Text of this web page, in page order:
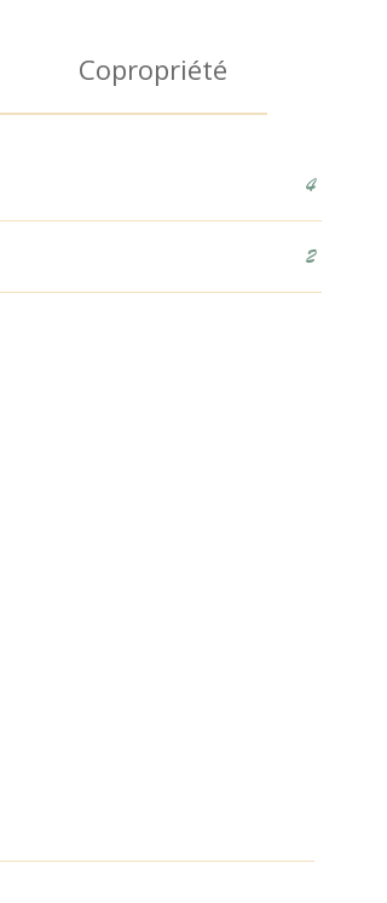
Copropriété
4
2